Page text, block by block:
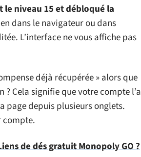
niveau 15 et débloqué la
dans le navigateur ou dans
L’interface ne vous affiche pas
déjà récupérée » alors que
Cela signifie que votre compte l’a
page depuis plusieurs onglets.
compte.
de dés gratuit Monopoly GO ?